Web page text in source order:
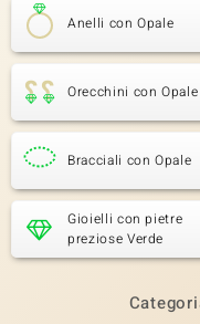
Anelli con Opale
Orecchini con Opale
Bracciali con Opale
Gioielli con pietre
preziose Verde